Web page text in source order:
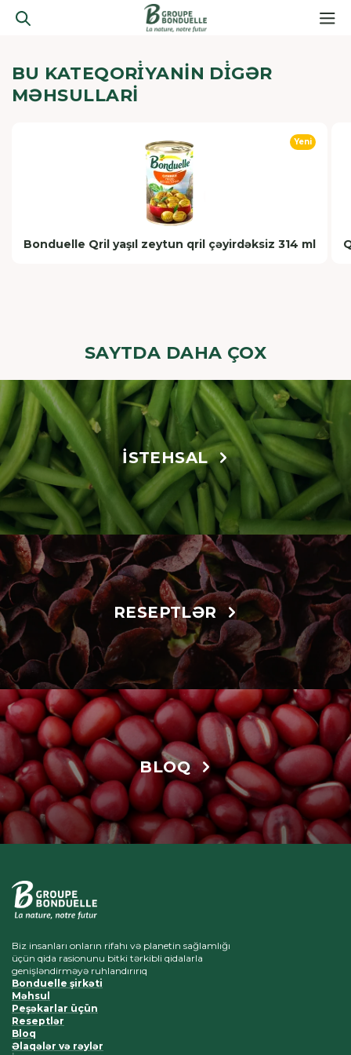
BU KATEQORİYANIN DİGƏR
MƏHSULLARI
Yeni
Bonduelle Qril yaşıl zeytun qril çəyirdəksiz 314 ml
SAYTDA DAHA ÇOX
İSTEHSAL
RESEPTLƏR
BLOQ
Biz insanları onların rifahı və planetin sağlamlığı
üçün qida rasionunu bitki tərkibli qidalarla
genişləndirməyə ruhlandırırıq
Bonduelle şirkəti
Məhsul
Peşəkarlar üçün
Reseptlər
Bloq
Əlaqələr və rəylər